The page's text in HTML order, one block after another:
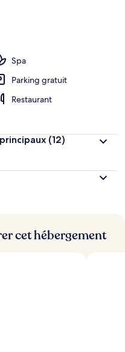
Spa
Parking gratuit
Restaurant
(12)
cet hébergement